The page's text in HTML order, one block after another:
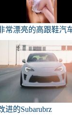
常漂亮的高跟鞋汽
进的Subarubrz